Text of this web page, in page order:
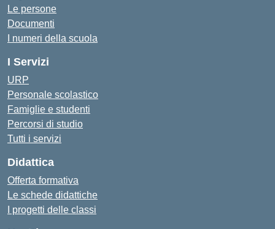
Le persone
Documenti
I numeri della scuola
I Servizi
URP
Personale scolastico
Famiglie e studenti
Percorsi di studio
Tutti i servizi
Didattica
Offerta formativa
Le schede didattiche
I progetti delle classi